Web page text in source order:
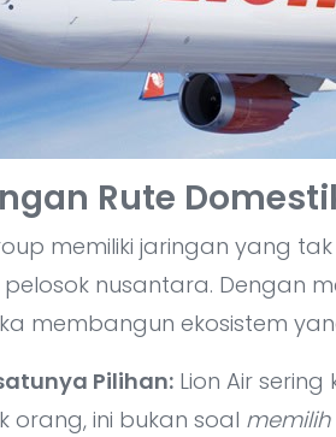
Rute
memiliki jaringan yang
pelosok nusantara. Dengan
membangun ekosistem
Pilihan:Lion Air
orang, ini bukan soal memilih